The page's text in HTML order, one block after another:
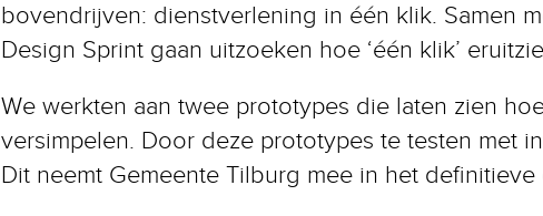
bovendrijven: dienstverlening in één klik. Samen
Design Sprint gaan uitzoeken hoe ‘één klik’
We werkten aan twee prototypes die laten zien
versimpelen. Door deze prototypes te testen met
Dit neemt Gemeente Tilburg mee in het definitieve